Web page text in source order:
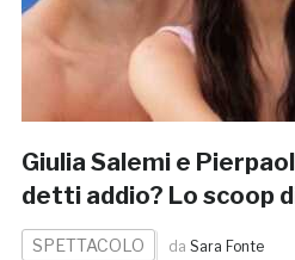
Giulia Salemi e
detti addio? Lo scoop
SPETTACOLO da Sara Fonte